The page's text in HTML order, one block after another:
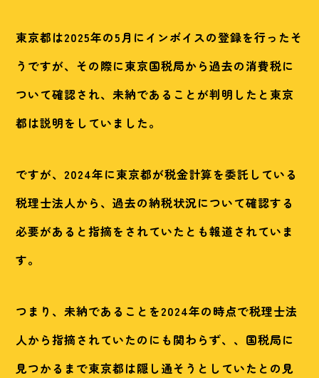
東京都は2025年の5月にインボイスの登録を行ったそ
うですが、その際に東京国税局から過去の消費税に
ついて確認され、未納であることが判明したと東京
都は説明をしていました。
ですが、2024年に東京都が税金計算を委託している
税理士法人から、過去の納税状況について確認する
必要があると指摘をされていたとも報道されていま
す。
つまり、未納であることを2024年の時点で税理士法
人から指摘されていたのにも関わらず、、国税局に
見つかるまで東京都は隠し通そうとしていたとの見